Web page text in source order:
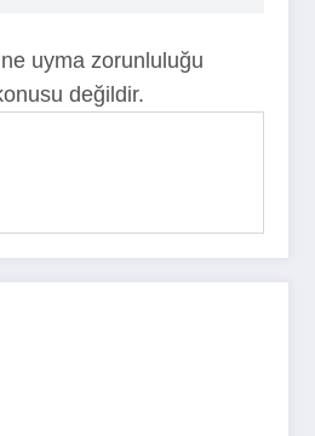
uyma zorunluluğu
değildir.